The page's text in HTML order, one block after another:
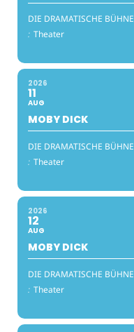
DIE DRAMATISCHE BÜHNE
: Theater
2026
11
AUG
MOBY DICK
DIE DRAMATISCHE BÜHNE
: Theater
2026
12
AUG
MOBY DICK
DIE DRAMATISCHE BÜHNE
: Theater